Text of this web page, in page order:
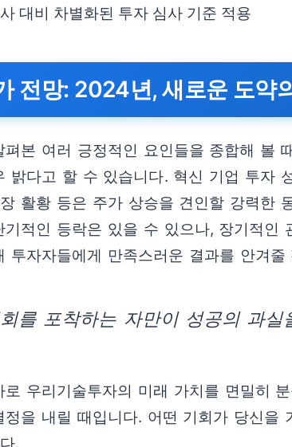
대비 차별화된 투자 심사 기준 적용
전망: 2024년, 새로운 도약
펴본 여러 긍정적인 요인들을 종합해 볼
밝다고 할 수 있습니다. 혁신 기업 투자
활황 등은 주가 상승을 견인할 강력한
기적인 등락은 있을 수 있으나, 장기적인
투자자들에게 만족스러운 결과를 안겨줄
회를 포착하는 자만이 성공의 과실
로 우리기술투자의 미래 가치를 면밀히
정을 내릴 때입니다. 어떤 기회가 당신을